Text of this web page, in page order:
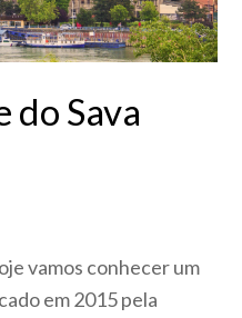
do Sava
vamos conhecer um
em 2015 pela